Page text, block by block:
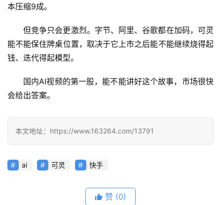
型
框
告
本压缩9成。
但竞争只会更激烈。字节、阿里、谷歌都在加码，可灵
能不能保住牌桌位置，取决于它上市之后能不能继续烧得起
钱、迭代得起模型。
国内AI视频的第一股，能不能讲好这个故事，市场很快
会给出答案。
本文地址：https://www.163264.com/13791
ai 可灵 快手
赞 (0)